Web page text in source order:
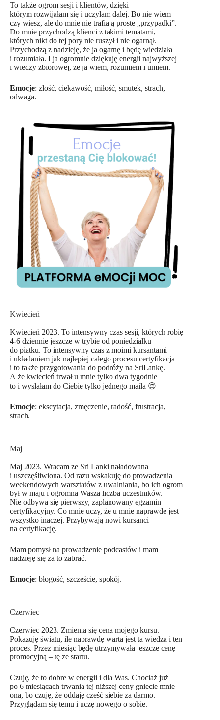
To także ogrom sesji i klientów, dzięki
którym rozwijałam się i uczyłam dalej. Bo nie wiem
czy wiesz, ale do mnie nie trafiają proste „przypadki”.
Do mnie przychodzą klienci z takimi tematami,
których nikt do tej pory nie ruszył i nie ogarnął.
Przychodzą z nadzieję, że ja ogarnę i będę wiedziała
i rozumiała. I ja ogromnie dziękuję energii najwyższej
i wiedzy zbiorowej, że ja wiem, rozumiem i umiem.
Emocje: złość, ciekawość, miłość, smutek, strach,
odwaga.
Kwiecień
Kwiecień 2023. To intensywny czas sesji, których robię
4-6 dziennie jeszcze w trybie od poniedziałku
do piątku. To intensywny czas z moimi kursantami
i układaniem jak najlepiej całego procesu certyfikacja
i to także przygotowania do podróży na SriLankę.
A że kwiecień trwał u mnie tylko dwa tygodnie
to i wysłałam do Ciebie tylko jednego maila 😌
Emocje: ekscytacja, zmęczenie, radość, frustracja,
strach.
Maj
Maj 2023. Wracam ze Sri Lanki naładowana
i uszczęśliwiona. Od razu wskakuję do prowadzenia
weekendowych warsztatów z uwalniania, bo ich ogrom
był w maju i ogromna Wasza liczba uczestników.
Nie odbywa się pierwszy, zaplanowany egzamin
certyfikacyjny. Co mnie uczy, że u mnie naprawdę jest
wszystko inaczej. Przybywają nowi kursanci
na certyfikację.
Mam pomysł na prowadzenie podcastów i mam
nadzieję się za to zabrać.
Emocje: błogość, szczęście, spokój.
Czerwiec
Czerwiec 2023. Zmienia się cena mojego kursu.
Pokazuję światu, ile naprawdę warta jest ta wiedza i ten
proces. Przez miesiąc będę utrzymywała jeszcze cenę
promocyjną – tę ze startu.
Czuję, że to dobre w energii i dla Was. Chociaż już
po 6 miesiącach trwania tej niższej ceny gniecie mnie
ona, bo czuję, że oddaję cześć siebie za darmo.
Przyglądam się temu i uczę nowego o sobie.